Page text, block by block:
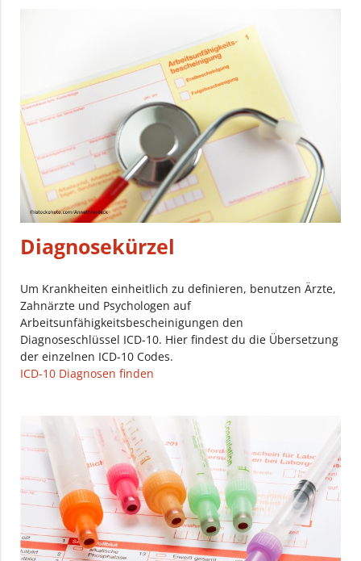
Diagnosekürzel
Um Krankheiten einheitlich zu definieren, benutzen Ärzte,
Zahnärzte und Psychologen auf
Arbeitsunfähigkeitsbescheinigungen den
Diagnoseschlüssel ICD-10. Hier findest du die Übersetzung
der einzelnen ICD-10 Codes.
ICD-10 Diagnosen finden